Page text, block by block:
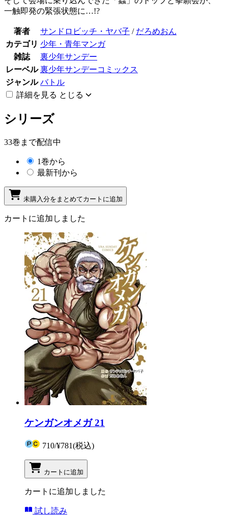
一触即発の緊張状態に…!?
著者 サンドロビッチ・ヤバ子 / だろめおん
カテゴリ 少年・青年マンガ
雑誌
裏少年サンデー
レーベル 裏少年サンデーコミックス
ジャンル バトル
詳細を見る とじる
シリーズ
33巻まで配信中
1巻から
最新刊から
未購入分をまとめてカートに追加
カートに追加しました
ケンガンオメガ 21
710/¥781(税込)
カートに追加
カートに追加しました
試し読み